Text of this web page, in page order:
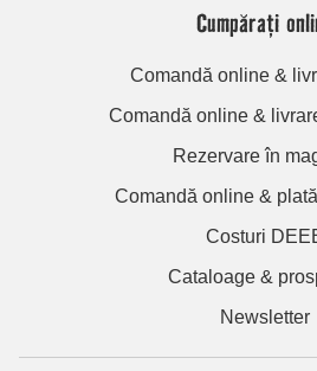
Cumpărați
Comandă online &
Comandă online &
Rezervare în
Comandă online &
Costuri
Cataloage &
Newsletter